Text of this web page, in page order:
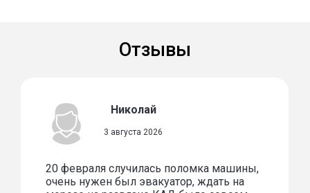
Отзывы
Николай
3 августа 2026
20 февраля случилась поломка машины,
очень нужен был эвакуатор, ждать на